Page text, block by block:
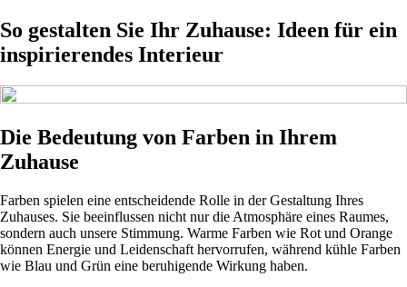
So gestalten Sie Ihr Zuhause: Ideen für ein
inspirierendes Interieur
Die Bedeutung von Farben in Ihrem
Zuhause
Farben spielen eine entscheidende Rolle in der Gestaltung Ihres
Zuhauses. Sie beeinflussen nicht nur die Atmosphäre eines Raumes,
sondern auch unsere Stimmung. Warme Farben wie Rot und Orange
können Energie und Leidenschaft hervorrufen, während kühle Farben
wie Blau und Grün eine beruhigende Wirkung haben.